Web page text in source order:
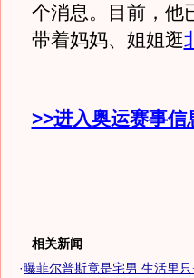
个消息。目前，他
带着妈妈、姐姐逛
>>进入奥运赛事
相关新闻
·曝菲尔普斯竟是宅男 生活里